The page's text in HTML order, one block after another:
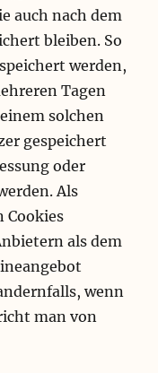
auch nach dem
bleiben. So
werden,
Tagen
solchen
gespeichert
oder
Als
Cookies
als dem
wenn
man von